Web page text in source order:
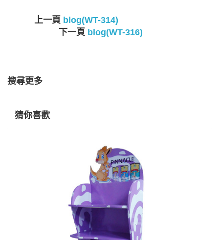
上一頁 blog(WT-314)
下一頁 blog(WT-316)
搜尋更多
猜你喜歡